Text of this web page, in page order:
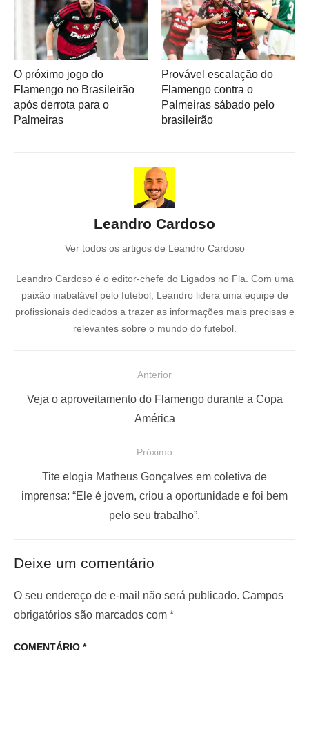
O próximo jogo do
Flamengo no Brasileirão
após derrota para o
Palmeiras
Provável escalação do
Flamengo contra o
Palmeiras sábado pelo
brasileirão
Leandro Cardoso
Ver todos os artigos de Leandro Cardoso
Leandro Cardoso é o editor-chefe do Ligados no Fla. Com uma
paixão inabalável pelo futebol, Leandro lidera uma equipe de
profissionais dedicados a trazer as informações mais precisas e
relevantes sobre o mundo do futebol.
d
P
o
s
Anterior
P
n
o
r
Veja o aproveitamento do Flamengo durante a Copa
América
Próximo
r
o
p
s
Tite elogia Matheus Gonçalves em coletiva de
imprensa: “Ele é jovem, criou a oportunidade e foi bem
pelo seu trabalho”.
Deixe um comentário
O seu endereço de e-mail não será publicado. Campos
obrigatórios são marcados com *
COMENTÁRIO *